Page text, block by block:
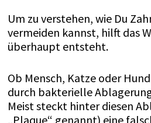
Um zu verstehen, wie Du
vermeiden kannst, hilft das
überhaupt entsteht.
Ob Mensch, Katze oder
durch bakterielle
Meist steckt hinter diesen
„Plaque“ genannt) eine